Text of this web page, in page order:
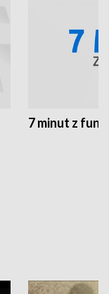
7 minut z